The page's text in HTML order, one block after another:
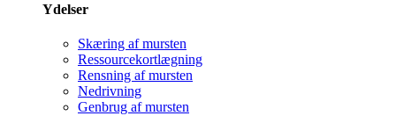
Ydelser
Skæring af mursten
Ressourcekortlægning
Rensning af mursten
Nedrivning
Genbrug af mursten